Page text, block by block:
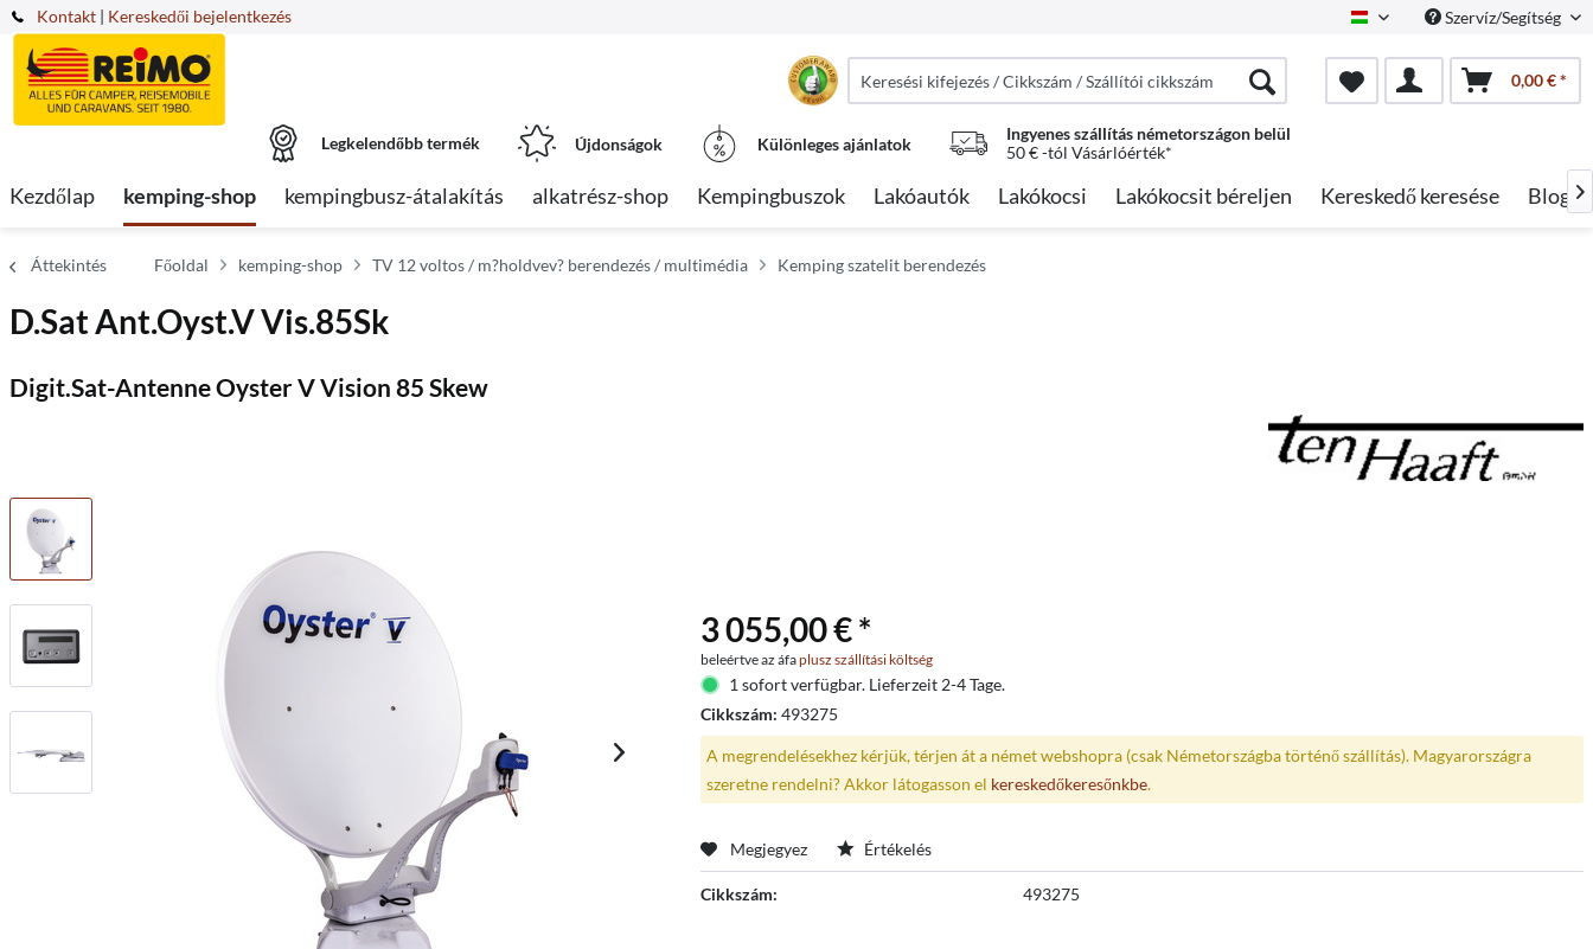
Kontakt HungarianSzervíz/Segítség
| Kereskedői bejelentkezés
0,00 € *
Legkelendőbb termék Újdonságok Különleges ajánlatok
Ingyenes szállítás németországon belül
50 € -tól Vásárlóérték*
Kezdőlap kemping-shop kempingbusz-átalakítás alkatrész-shop Kempingbuszok Lakóautók Lakókocsi Lakókocsit béreljen Kereskedő keresése Blog 
Áttekintés Főoldal kemping-shop TV 12 voltos / m?holdvev? berendezés / multimédia Kemping szatelit berendezés
D.Sat Ant.Oyst.V Vis.85Sk
Digit.Sat-Antenne Oyster V Vision 85 Skew
3 055,00 € *
beleértve az áfaplusz szállítási költség
1 sofort verfügbar. Lieferzeit 2-4 Tage.
Cikkszám: 493275
A megrendelésekhez kérjük, térjen át a német webshopra (csak Németországba történő szállítás). Magyarországra
szeretne rendelni? Akkor látogasson el kereskedőkeresőnkbe.
Megjegyez Értékelés
Cikkszám: 493275